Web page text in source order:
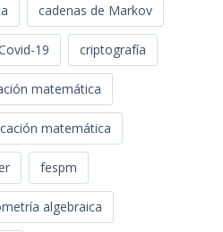
cadenas de Markov
19 criptografía
matemática
matemática
fespm
algebraica